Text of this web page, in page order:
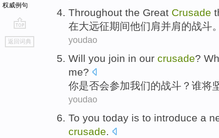
权威例句
go
top
返回词典
Throughout the Great Crusade
在大远征期间他们 肩并肩的战斗
youdao
Will you join in our crusade?
me?
你是否会参加我们的战斗 ？ 谁将
youdao
To you today is to introduce a
crusade.